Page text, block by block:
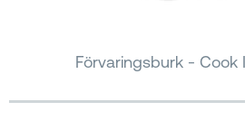
Förvaringsburk - Cook